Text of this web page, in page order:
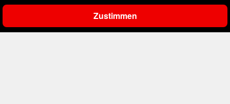
Ergebnisse filtern
Zustimmen